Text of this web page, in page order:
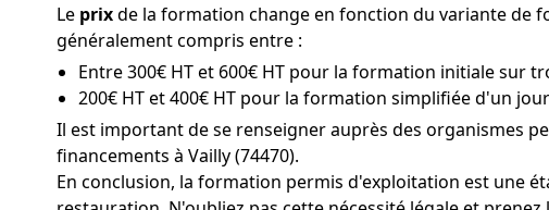
Le prixde la formation change en fonction du variante de
généralement compris entre :
Entre 300€ HT et 600€ HT pour la formation initiale sur
200€ HT et 400€ HT pour la formation simplifiée d'un jour
Il est important de se renseigner auprès des organismes
financements à Vailly (74470).
En conclusion, la formation permis d'exploitation est une